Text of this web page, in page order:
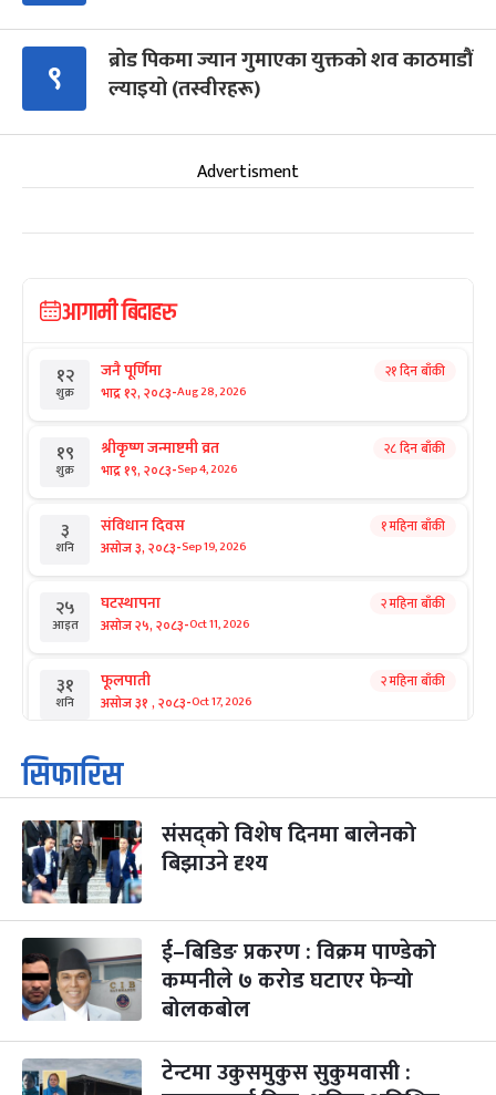
९
ब्रोड पिकमा ज्यान गुमाएका युक्तको शव काठमाडौं
ल्याइयो (तस्वीरहरू)
Advertisment
आगामी बिदाहरु
१२
शुक्र
जनै पूर्णिमा
भाद्र १२, २०८३-Aug 28, 2026
२१ दिन बाँकी
१९
शुक्र
श्रीकृष्ण जन्माष्टमी व्रत
भाद्र १९, २०८३-Sep 4, 2026
२८ दिन बाँकी
३
शनि
संविधान दिवस
असोज ३, २०८३-Sep 19, 2026
१ महिना बाँकी
२५
आइत
घटस्थापना
असोज २५, २०८३-Oct 11, 2026
२ महिना बाँकी
३१
शनि
फूलपाती
असोज ३१ , २०८३-Oct 17, 2026
२ महिना बाँकी
१
आइत
कार्तिक सङ्क्रान्ति
कार्तिक १, २०८३
३
मंगल
महानवमी
कार्तिक ३, २०८३-Oct 20, 2026
२ महिना बाँकी
४
बुध कार्तिक ४, २०८३ -Oct 21, 2026
५
बिहि
पापा‌ङ्कुशा एकादशी व्रत
कार्तिक ५, २०८३-Oct 22, 2026
२ महिना बाँकी
२२
आइत
कुकुर तिहार
कार्तिक २२, २०८३ Nov 8, 2026
३ महिना बाँकी
सिफारिस
संसद्को विशेष दिनमा बालेनको
बिझाउने दृश्य
ई–बिडिङ प्रकरण : विक्रम पाण्डेको
कम्पनीले ७ करोड घटाएर फेर्‍यो
बोलकबोल
टेन्टमा उकुसमुकुस सुकुमवासी :